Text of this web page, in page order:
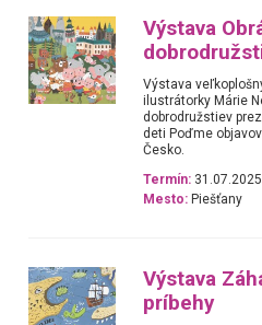
Výstava
Výstava
ilustrátorky Márie
dobrodružstiev
deti Poďme
Česko.
Termín:
Mesto: Piešťany
Výstava
príbehy